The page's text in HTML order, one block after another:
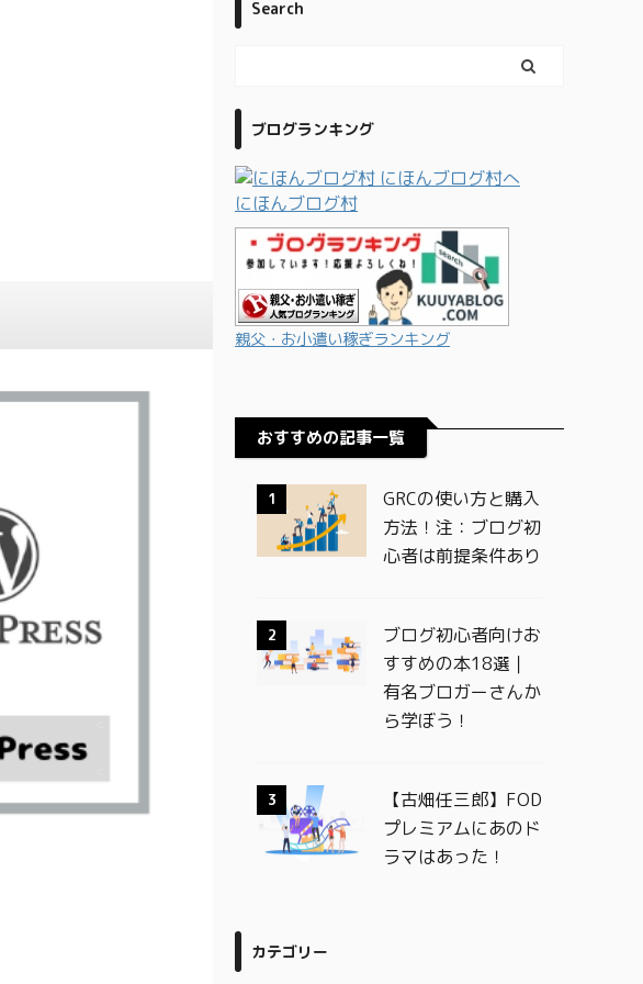
Search
ブログランキング
にほんブログ村
親父・お小遣い稼ぎランキング
おすすめの記事一覧
1
GRCの使い方と購入
方法！注：ブログ初
心者は前提条件あり
2
ブログ初心者向けお
すすめの本18選｜
有名ブロガーさんか
ら学ぼう！
3
【古畑任三郎】FOD
プレミアムにあのド
ラマはあった！
カテゴリー